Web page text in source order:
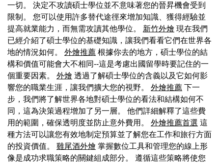
一切。 決定不攻讀碩士學位並不意味著您的晉昇機會受到
限制。 您可以使用許多替代途徑來增加知識、獲得經驗並
提高就業能力，而無需攻讀其他學位。 新竹外燴 現在我們
已經介紹了碩士學位的基礎知識，讓我們看看它們在世界各
地的情況如何。 外燴推薦 根據你去的地方，碩士學位的結
構和價值可能會大不相同--這是考慮出國留學時要記住的一
個重要因素。 外燴 透過了解碩士學位的含義以及它如何影
響您的職業生涯，讓我們擴大您的視野。 外燴推薦 下一
步，我們將了解世界各地對碩士學位的看法和結構如何不
同，這為決策過程增加了另一層。 他們詳細解釋了這些費
用的範圍，確保透明度並防止意外費用。 外燴推薦首選 這
種方法可以讓您有效地制定預算並了解您在工作和旅行方面
的投資價值。 雞尾酒外燴 掌握數位工具和管理您的線上形
像是成功求職策略的關鍵組成部分。 遵循這些策略將使您